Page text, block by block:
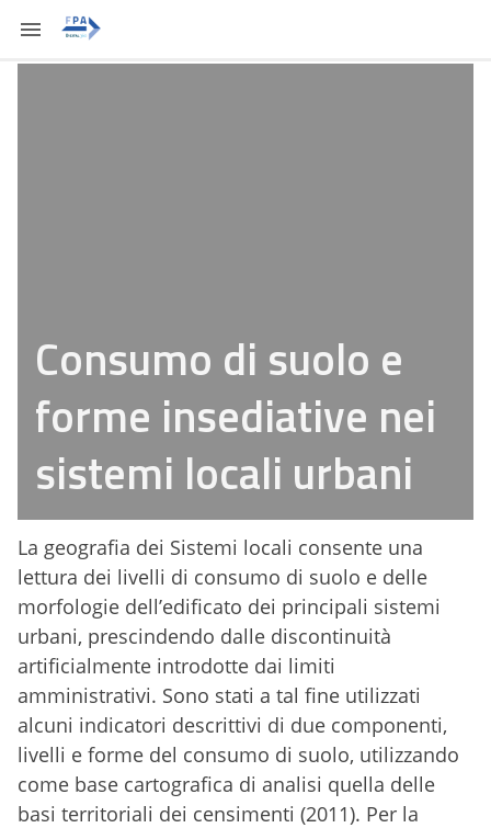
Consumo di suolo e
forme insediative nei
sistemi locali urbani
La geografia dei Sistemi locali consente una
lettura dei livelli di consumo di suolo e delle
morfologie dell’edificato dei principali sistemi
urbani, prescindendo dalle discontinuità
artificialmente introdotte dai limiti
amministrativi. Sono stati a tal fine utilizzati
alcuni indicatori descrittivi di due componenti,
livelli e forme del consumo di suolo, utilizzando
come base cartografica di analisi quella delle
basi territoriali dei censimenti (2011). Per la